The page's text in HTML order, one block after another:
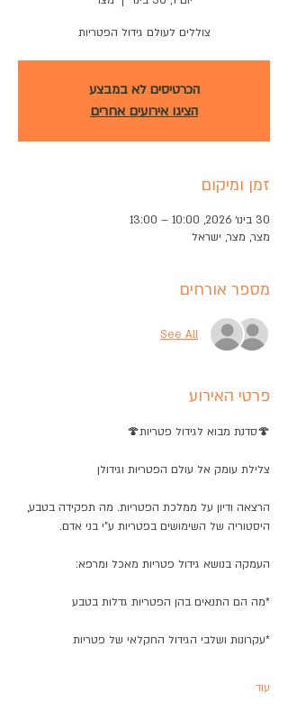
צוללים לעולם גידול הפטריות
הכרטיסים לא במבצע
הציגו אירועים אחרים
זמן ומיקום
30 בינו׳ 2026, 10:00 – 13:00
מצר, מצר, ישראל
מספר אורחים
See All
פרטי האירוע
🍄סדנת מבוא לגידול פטריות🍄
צלילת עומק אל עולם הפטריות וגידולן
הרצאה ודיון על ממלכת הפטריות. מה תפקידה בטבע,
היסטוריה של השימושים בפטריות ע"י בני אדם.
העמקה בנושא גידול פטריות מאכל ומרפא:
*מה הם התנאים בהן הפטריות גדלות בטבע
*עקרונות ושלבי הגידול החקלאי של פטריות
עוד